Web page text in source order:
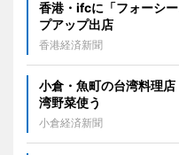
香港・ifcに「フォーシ
プアップ出店
香港経済新聞
小倉・魚町の台湾料理
湾野菜使う
小倉経済新聞